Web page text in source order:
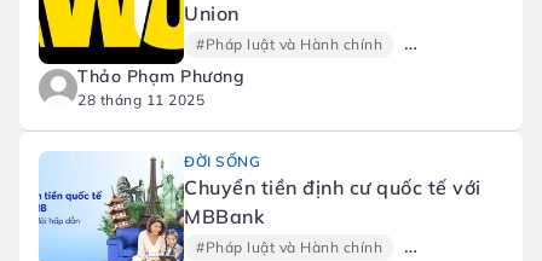
Union
#Pháp luật và Hành chính
Thảo Phạm Phương
28 tháng 11 2025
ĐỜI SỐNG
Chuyển tiền định cư quốc tế với
MBBank
#Pháp luật và Hành chính